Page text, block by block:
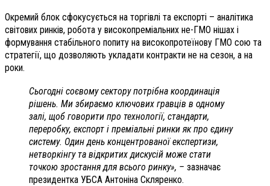
Окремий блок сфокусується на торгівлі та експорті – аналітика
світових ринків, робота у високопреміальних не-ГМО нішах і
формування стабільного попиту на високопротеїнову ГМО сою та
стратегії, що дозволяють укладати контракти не на сезон, а на
роки.
Сьогодні соєвому сектору потрібна координація
рішень. Ми збираємо ключових гравців в одному
залі, щоб говорити про технології, стандарти,
переробку, експорт і преміальні ринки як про єдину
систему. Один день концентрованої експертизи,
нетворкінгу та відкритих дискусій може стати
точкою зростання для всього ринку», – зазначає
президентка УБСА Антоніна Скляренко.